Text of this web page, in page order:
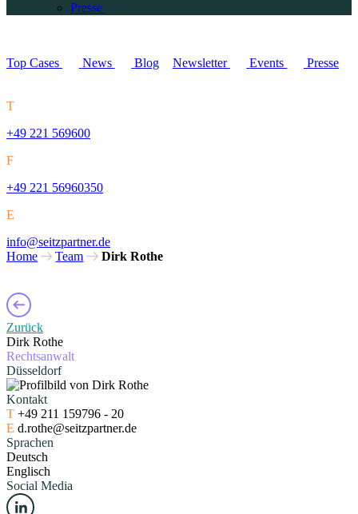
Presse
Top Cases News Blog Newsletter Events Presse
T
+49 221 569600
F
+49 221 56960350
E
info@seitzpartner.de
Home
Team Dirk Rothe
Zurück
Dirk Rothe
Rechtsanwalt
Düsseldorf
Kontakt
T +49 211 159796 - 20
E d.rothe@seitzpartner.de
Sprachen
Deutsch
Englisch
Social Media